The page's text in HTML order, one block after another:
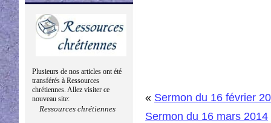
Plusieurs de nos articles ont été
transférés à Ressources
chrétiennes. Allez visiter ce
nouveau site:
Ressources chrétiennes
« Sermon du 16 février
Sermon du 16 mars 2014